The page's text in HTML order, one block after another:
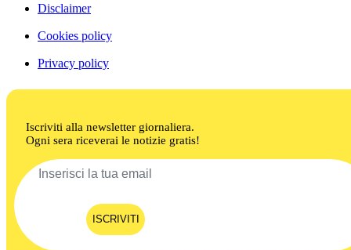
Disclaimer
Cookies policy
Privacy policy
Iscriviti alla newsletter giornaliera.
Ogni sera riceverai le notizie gratis!
ISCRIVITI